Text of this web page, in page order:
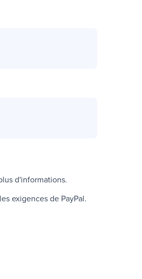
d'informations.
exigences de PayPal.